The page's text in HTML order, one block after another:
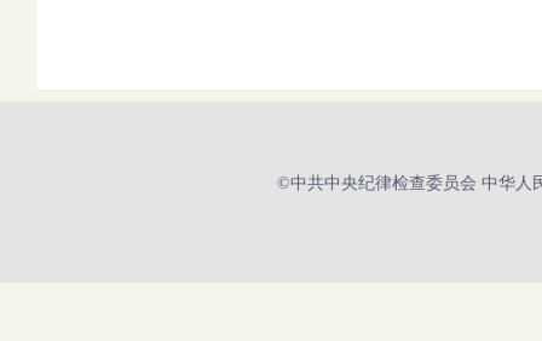
©中共中央纪律检查委员会 中华人